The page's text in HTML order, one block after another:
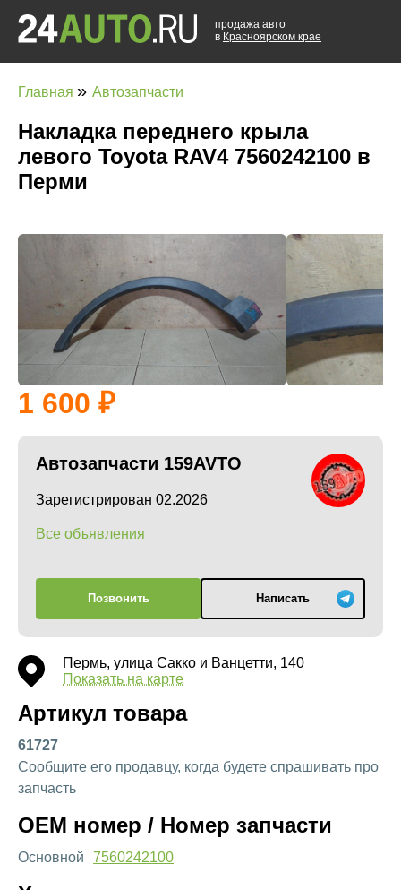
продажа авто
в Красноярском крае
Главная » Автозапчасти
Накладка переднего крыла
левого Toyota RAV4 7560242100 в
Перми
1 600
Автозапчасти 159AVTO
Зарегистрирован 02.2026
Все объявления
Позвонить Написать
Пермь, улица Сакко и Ванцетти, 140
Показать на карте
Артикул товара
61727
Сообщите его продавцу, когда будете спрашивать про
запчасть
OEM номер / Номер запчасти
Основной 7560242100